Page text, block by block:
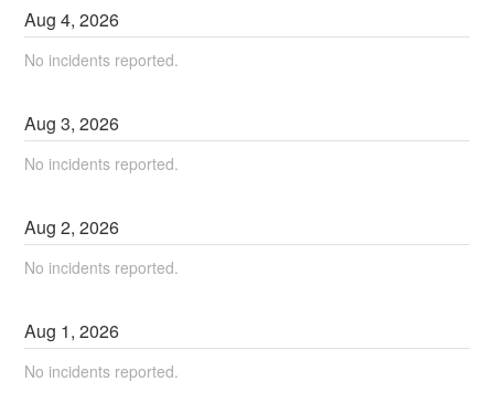
Aug4,2026
No incidents reported.
Aug3,2026
No incidents reported.
Aug2,2026
No incidents reported.
Aug 1,2026
No incidents reported.